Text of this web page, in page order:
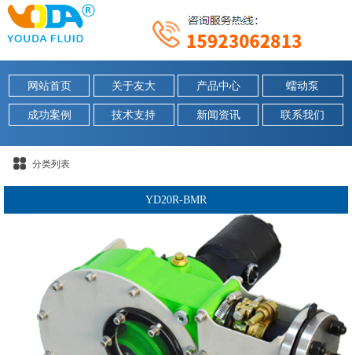
网站首页 关于友大 产品中心 蠕动泵
成功案例 技术支持 新闻资讯 联系我们
分类列表
YD20R-BMR